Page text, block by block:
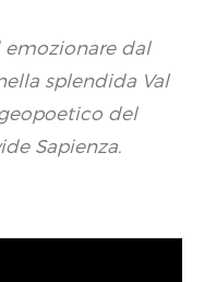
emozionare dal
splendida Val
del
Sapienza.